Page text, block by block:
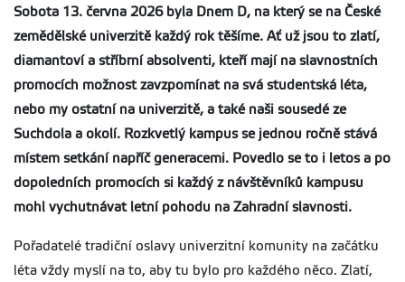
Sobota 13. června 2026 byla Dnem D, na který se na České
zemědělské univerzitě každý rok těšíme. Ať už jsou to zlatí,
diamantoví a stříbrní absolventi, kteří mají na slavnostních
promocích možnost zavzpomínat na svá studentská léta,
nebo my ostatní na univerzitě, a také naši sousedé ze
Suchdola a okolí. Rozkvetlý kampus se jednou ročně stává
místem setkání napříč generacemi. Povedlo se to i letos a po
dopoledních promocích si každý z návštěvníků kampusu
mohl vychutnávat letní pohodu na Zahradní slavnosti.
Pořadatelé tradiční oslavy univerzitní komunity na začátku
léta vždy myslí na to, aby tu bylo pro každého něco. Zlatí,